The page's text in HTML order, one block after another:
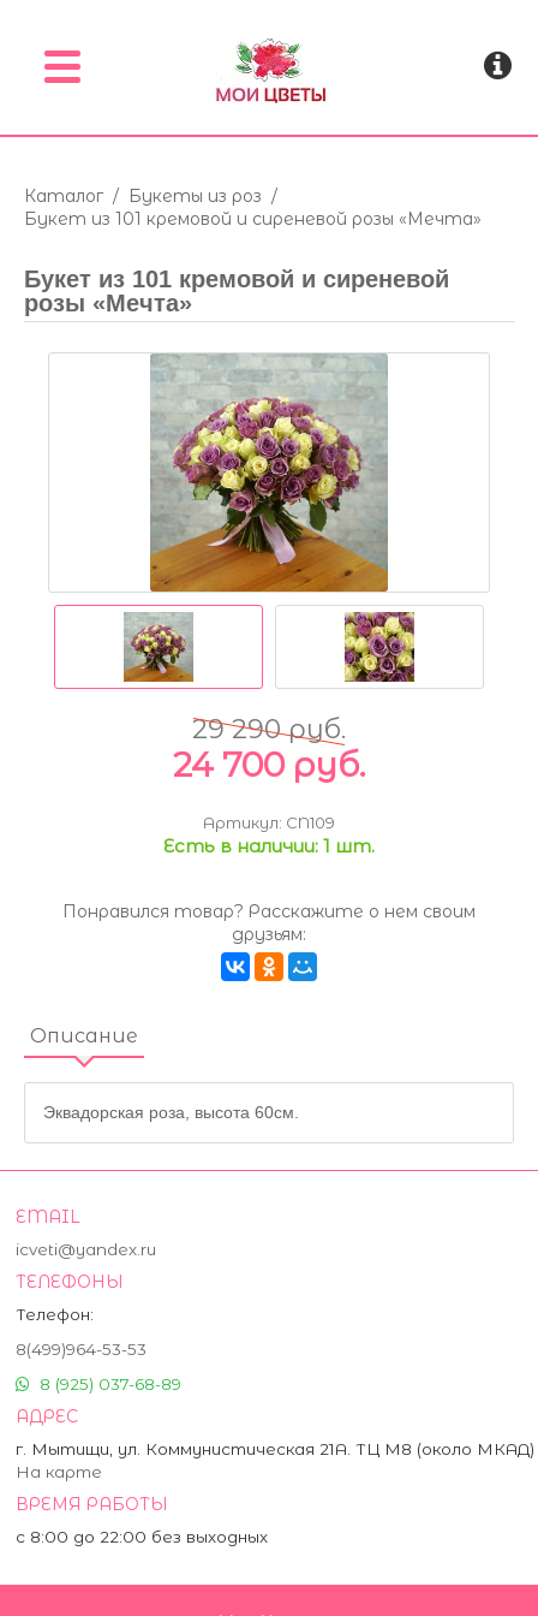
Menu
Каталог / Букеты из роз /
Букет из 101 кремовой и сиреневой розы «Мечта»
Букет из 101 кремовой и сиреневой
розы «Мечта»
29 290 руб.
24 700 руб.
Артикул: CN109
Есть в наличии: 1 шт.
Понравился товар? Расскажите о нем своим
друзьям:
Описание
Эквадорская роза, высота 60см.
EMAIL
icveti@yandex.ru
ТЕЛЕФОНЫ
Телефон:
8(499)964-53-53
8 (925) 037-68-89
АДРЕС
г. Мытищи, ул. Коммунистическая 21А. ТЦ М8 (около МКАД)
На карте
ВРЕМЯ РАБОТЫ
с 8:00 до 22:00 без выходных